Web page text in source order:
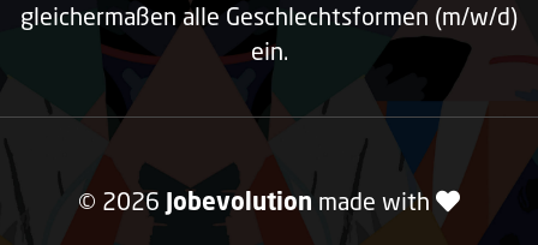
gleichermaßen alle Geschlechtsformen (m/w/d)
ein.
© 2026 Jobevolution made with